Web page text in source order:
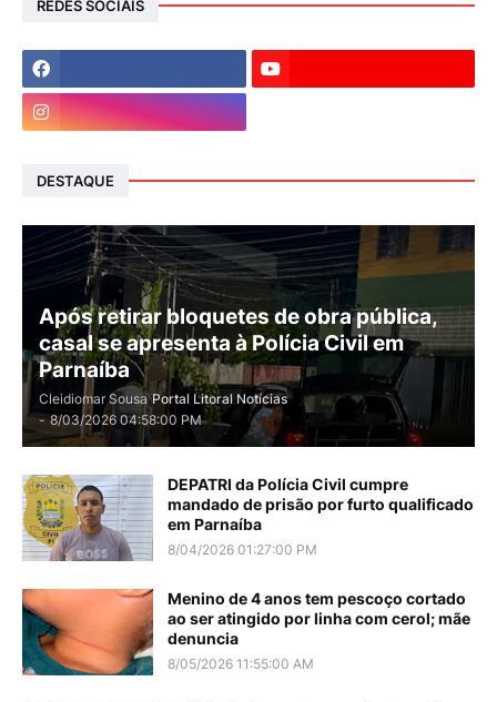
REDES SOCIAIS
DESTAQUE
Após retirar bloquetes de obra pública,
casal se apresenta à Polícia Civil em
Parnaíba
Cleidiomar Sousa Portal Litoral Notícias
- 8/03/2026 04:58:00 PM
DEPATRI da Polícia Civil cumpre
mandado de prisão por furto qualificado
em Parnaíba
8/04/2026 01:27:00 PM
Menino de 4 anos tem pescoço cortado
ao ser atingido por linha com cerol; mãe
denuncia
8/05/2026 11:55:00 AM